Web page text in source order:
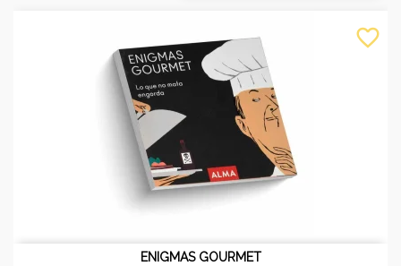
ENIGMAS GOURMET
favorite_border